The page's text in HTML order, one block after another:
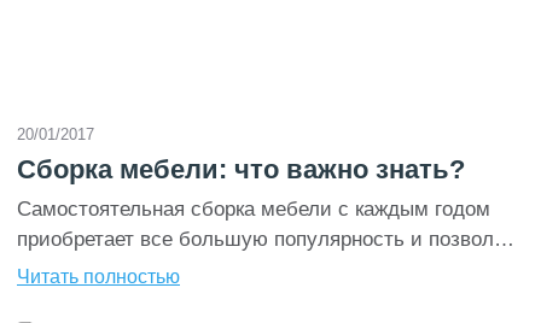
20/01/2017
Сборка мебели: что важно знать?
Самостоятельная сборка мебели с каждым годом
приобретает все большую популярность и позволяет
ощутимо сэкономить, ведь цены на многие изделия
Читать полностью